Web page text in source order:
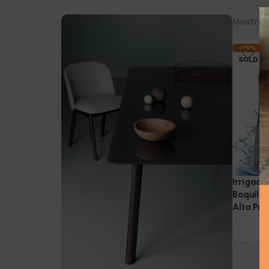
-15%
SOLD
Alta
Belleza